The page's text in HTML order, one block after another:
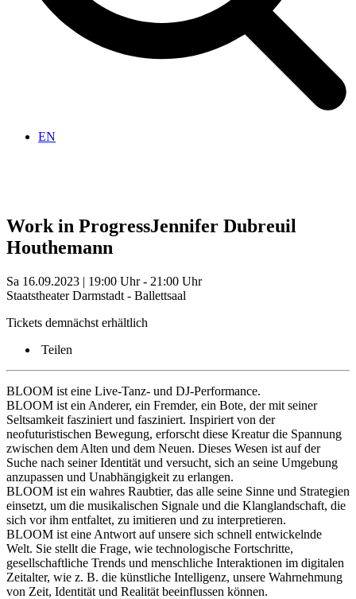
EN
Work in ProgressJennifer Dubreuil
Houthemann
Sa 16.09.2023 | 19:00 Uhr - 21:00 Uhr
Staatstheater Darmstadt - Ballettsaal
Tickets demnächst erhältlich
Teilen
BLOOM ist eine Live-Tanz- und DJ-Performance.
BLOOM ist ein Anderer, ein Fremder, ein Bote, der mit seiner
Seltsamkeit fasziniert und fasziniert. Inspiriert von der
neofuturistischen Bewegung, erforscht diese Kreatur die Spannung
zwischen dem Alten und dem Neuen. Dieses Wesen ist auf der
Suche nach seiner Identität und versucht, sich an seine Umgebung
anzupassen und Unabhängigkeit zu erlangen.
BLOOM ist ein wahres Raubtier, das alle seine Sinne und Strategien
einsetzt, um die musikalischen Signale und die Klanglandschaft, die
sich vor ihm entfaltet, zu imitieren und zu interpretieren.
BLOOM ist eine Antwort auf unsere sich schnell entwickelnde
Welt. Sie stellt die Frage, wie technologische Fortschritte,
gesellschaftliche Trends und menschliche Interaktionen im digitalen
Zeitalter, wie z. B. die künstliche Intelligenz, unsere Wahrnehmung
von Zeit, Identität und Realität beeinflussen können.